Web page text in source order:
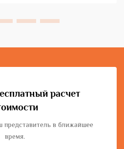
расчет
представитель в ближайшее
время.